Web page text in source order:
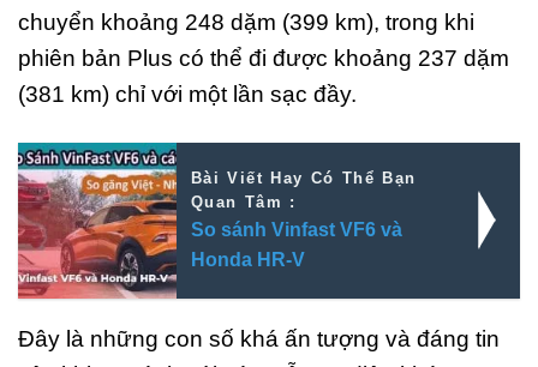
chuyển khoảng 248 dặm (399 km), trong khi
phiên bản Plus có thể đi được khoảng 237 dặm
(381 km) chỉ với một lần sạc đầy.
Bài Viết Hay Có Thể Bạn
Quan Tâm :
So sánh Vinfast VF6 và
Honda HR-V
Đây là những con số khá ấn tượng và đáng tin